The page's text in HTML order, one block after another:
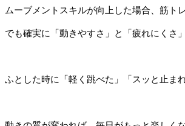
ムーブメントスキルが向上した場合、筋ト
でも確実に「動きやすさ」と「疲れにくさ
ふとした時に「軽く跳べた」「スッと止ま